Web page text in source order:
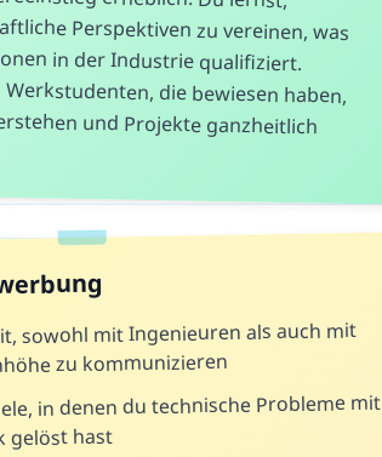
sowohl mit Ingenieuren als auch mit
zu kommunizieren
in denen du technische Probleme mit
gelöst hast